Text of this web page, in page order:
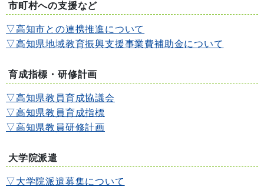
市町村への支援など
▽高知市との連携推進について
▽高知県地域教育振興支援事業費補助金について
育成指標・研修計画
▽高知県教員育成協議会
▽高知県教員育成指標
▽高知県教員研修計画
大学院派遣
▽大学院派遣募集について